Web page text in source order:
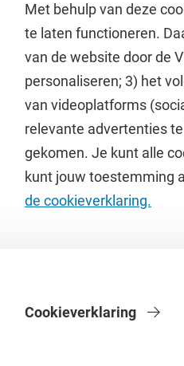
Met behulp van deze
te laten functioneren.
van de website door de
personaliseren; 3) het
van videoplatforms
relevante advertenties
gekomen. Je kunt alle
kunt jouw toestemming
de cookieverklaring.
Cookieverklaring
campus